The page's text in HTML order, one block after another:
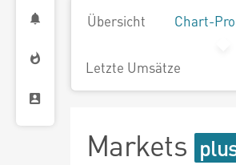
Übersicht Chart-Pro
Letzte Umsätze
Markets